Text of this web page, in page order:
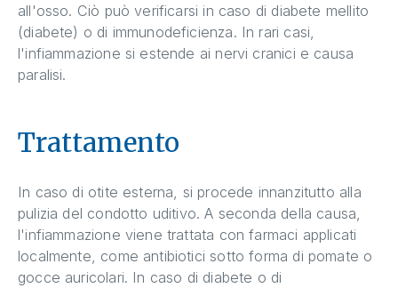
all'osso. Ciò può verificarsi in caso di diabete mellito
(diabete) o di immunodeficienza. In rari casi,
l'infiammazione si estende ai nervi cranici e causa
paralisi.
Trattamento
In caso di otite esterna, si procede innanzitutto alla
pulizia del condotto uditivo. A seconda della causa,
l'infiammazione viene trattata con farmaci applicati
localmente, come antibiotici sotto forma di pomate o
gocce auricolari. In caso di diabete o di